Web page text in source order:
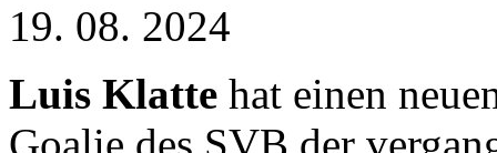
19. 08. 2024
Luis Klatte hat einen